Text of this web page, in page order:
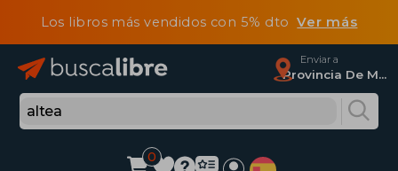
Los libros más vendidos con 5% dtoVer más
Enviar a
Provincia De Madrid
0